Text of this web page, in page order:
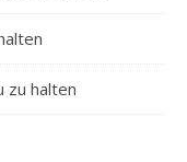
zu halten